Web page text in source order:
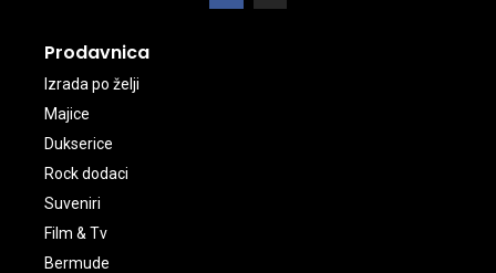
Prodavnica
Izrada po želji
Majice
Dukserice
Rock dodaci
Suveniri
Film & Tv
Bermude